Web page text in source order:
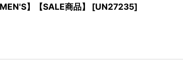
】【SALE商品】 [UN27235]